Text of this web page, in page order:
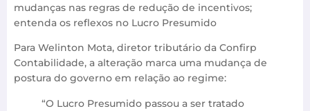
mudanças nas regras de redução de incentivos;
entenda os reflexos no Lucro Presumido
Para Welinton Mota, diretor tributário da Confirp
Contabilidade, a alteração marca uma mudança de
postura do governo em relação ao regime:
“O Lucro Presumido passou a ser tratado